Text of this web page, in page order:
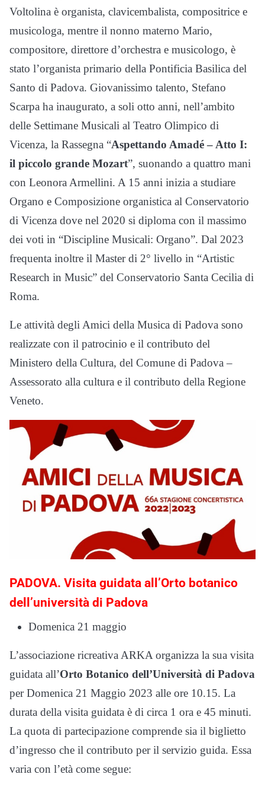
Voltolina è organista, clavicembalista, compositrice e
musicologa, mentre il nonno materno Mario,
compositore, direttore d’orchestra e musicologo, è
stato l’organista primario della Pontificia Basilica del
Santo di Padova. Giovanissimo talento, Stefano
Scarpa ha inaugurato, a soli otto anni, nell’ambito
delle Settimane Musicali al Teatro Olimpico di
Vicenza, la Rassegna “Aspettando Amadé – Atto I:
il piccolo grande Mozart”, suonando a quattro mani
con Leonora Armellini. A 15 anni inizia a studiare
Organo e Composizione organistica al Conservatorio
di Vicenza dove nel 2020 si diploma con il massimo
dei voti in “Discipline Musicali: Organo”. Dal 2023
frequenta inoltre il Master di 2° livello in “Artistic
Research in Music” del Conservatorio Santa Cecilia di
Roma.
Le attività degli Amici della Musica di Padova sono
realizzate con il patrocinio e il contributo del
Ministero della Cultura, del Comune di Padova –
Assessorato alla cultura e il contributo della Regione
Veneto.
PADOVA. Visita guidata all’Orto botanico
dell’università di Padova
Domenica 21 maggio
L’associazione ricreativa ARKA organizza la sua visita
guidata all’Orto Botanico dell’Università di Padova
per Domenica 21 Maggio 2023 alle ore 10.15. La
durata della visita guidata è di circa 1 ora e 45 minuti.
La quota di partecipazione comprende sia il biglietto
d’ingresso che il contributo per il servizio guida. Essa
varia con l’età come segue: